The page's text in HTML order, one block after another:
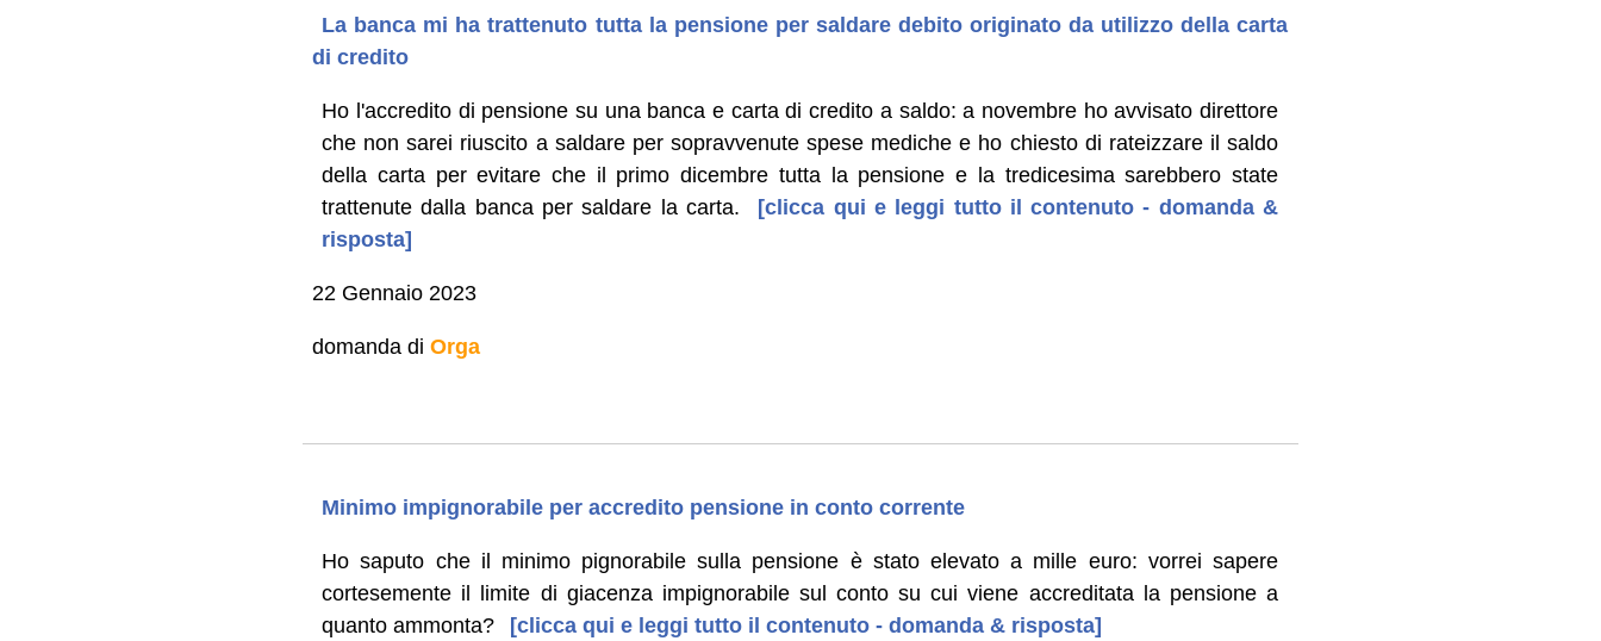
La banca mi ha trattenuto tutta la pensione per saldare debito originato da utilizzo della carta
di credito
Ho l'accredito di pensione su una banca e carta di credito a saldo: a novembre ho avvisato direttore
che non sarei riuscito a saldare per sopravvenute spese mediche e ho chiesto di rateizzare il saldo
della carta per evitare che il primo dicembre tutta la pensione e la tredicesima sarebbero state
trattenute dalla banca per saldare la carta.
[clicca qui e leggi tutto il contenuto - domanda &
risposta]
22 Gennaio 2023
domanda di Orga
Minimo impignorabile per accredito pensione in conto corrente
Ho saputo che il minimo pignorabile sulla pensione è stato elevato a mille euro: vorrei sapere
cortesemente il limite di giacenza impignorabile sul conto su cui viene accreditata la pensione a
quanto ammonta?
[clicca qui e leggi tutto il contenuto - domanda & risposta]